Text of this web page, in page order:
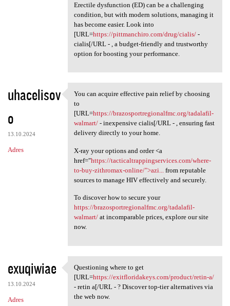
Erectile dysfunction (ED) can be a challenging
condition, but with modern solutions, managing it
has become easier. Look into
[URL=https://pittmanchiro.com/drug/cialis/-
cialis[/URL - , a budget-friendly and trustworthy
option for boosting your performance.
uhacelisov
o
13.10.2024
Adres
You can acquire effective
You can acquire effective pain relief by choosing
to
[URL=https://brazosportregionalfmc.org/tadalafil-
walmart/- inexpensive cialis[/URL - , ensuring fast
delivery directly to your home.
X-ray your options and order <a
href="https://tacticaltrappingservices.com/where-
to-buy-zithromax-online/">azi...
from reputable
sources to manage HIV effectively and securely.
To discover how to secure your
https://brazosportregionalfmc.org/tadalafil-
walmart/at incomparable prices, explore our site
now.
exuqiwiae
13.10.2024
Adres
Questioning where to get [URL
Questioning where to get
[URL=https://exitfloridakeys.com/product/retin-a/
- retin a[/URL - ? Discover top-tier alternatives via
the web now.